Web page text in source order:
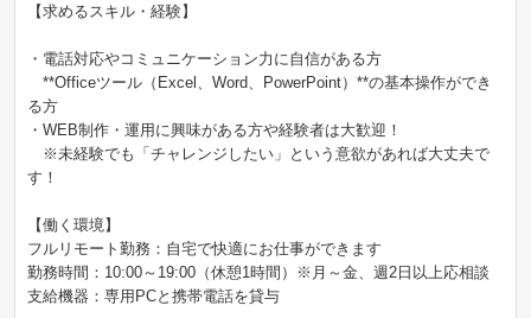
【求めるスキル・経験】
・電話対応やコミュニケーション力に自信がある方
**Officeツール（Excel、Word、PowerPoint）**の基本操作ができ
る方
・WEB制作・運用に興味がある方や経験者は大歓迎！
※未経験でも「チャレンジしたい」という意欲があれば大丈夫で
す！
【働く環境】
フルリモート勤務：自宅で快適にお仕事ができます
勤務時間：10:00～19:00（休憩1時間）※月～金、週2日以上応相談
支給機器：専用PCと携帯電話を貸与